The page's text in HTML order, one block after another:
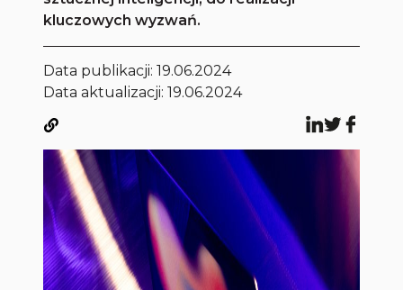
kluczowych wyzwań.
Data publikacji:19.06.2024
Data aktualizacji: 19.06.2024